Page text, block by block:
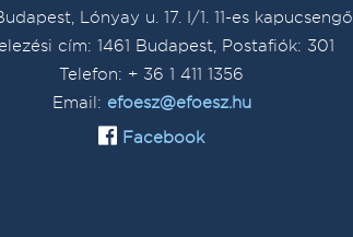
Lónyay u. 17. I/1. 11-es kapucsengő
cím: 1461 Budapest, Postafiók: 301
Telefon: + 36 1 411 1356
Email: efoesz@efoesz.hu
Facebook